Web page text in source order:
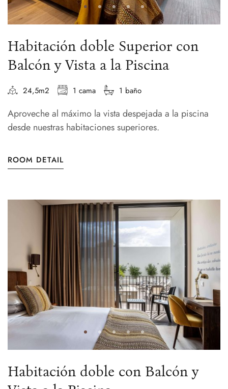
Habitación doble Superior con
Balcón y Vista a la Piscina
24,5m2 1 cama 1 baño
Aproveche al máximo la vista despejada a la piscina
desde nuestras habitaciones superiores.
ROOM DETAIL
Habitación doble con Balcón y